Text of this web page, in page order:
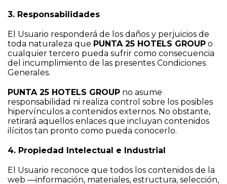
3. Responsabilidades
El Usuario responderá de los daños y perjuicios de
toda naturaleza que PUNTA 25 HOTELS GROUP o
cualquier tercero pueda sufrir como consecuencia
del incumplimiento de las presentes Condiciones
Generales.
PUNTA 25 HOTELS GROUP no asume
responsabilidad ni realiza control sobre los posibles
hipervínculos a contenidos externos. No obstante,
retirará aquellos enlaces que incluyan contenidos
ilícitos tan pronto como pueda conocerlo.
4. Propiedad Intelectual e Industrial
El Usuario reconoce que todos los contenidos de la
web —información, materiales, estructura, selección,